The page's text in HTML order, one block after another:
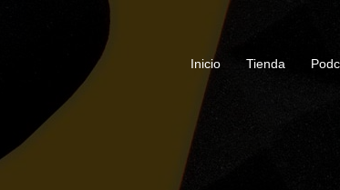
Inicio Tienda